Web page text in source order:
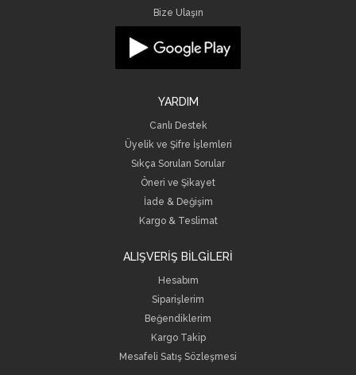
Bize Ulaşın
YARDIM
Canlı Destek
Üyelik ve Şifre İşlemleri
Sıkça Sorulan Sorular
Öneri ve Şikayet
İade & Değişim
Kargo & Teslimat
ALIŞVERİŞ BİLGİLERİ
Hesabım
Siparişlerim
Beğendiklerim
Kargo Takip
Mesafeli Satış Sözleşmesi